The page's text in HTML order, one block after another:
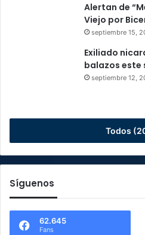
Alertan de
Viejo por
septiembre 15,
Exiliado
balazos este
septiembre 12,
Todos
Síguenos
62.645
Fans